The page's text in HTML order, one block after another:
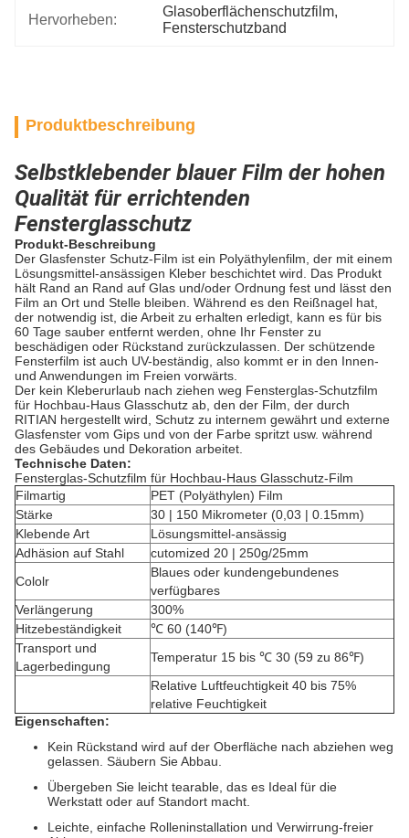
Hervorheben:
Glasoberflächenschutzfilm,
Fensterschutzband
Produktbeschreibung
Selbstklebender blauer Film der hohen
Qualität für errichtenden
Fensterglasschutz
Produkt-Beschreibung
Der Glasfenster Schutz-Film ist ein Polyäthylenfilm, der mit einem
Lösungsmittel-ansässigen Kleber beschichtet wird. Das Produkt
hält Rand an Rand auf Glas und/oder Ordnung fest und lässt den
Film an Ort und Stelle bleiben. Während es den Reißnagel hat,
der notwendig ist, die Arbeit zu erhalten erledigt, kann es für bis
60 Tage sauber entfernt werden, ohne Ihr Fenster zu
beschädigen oder Rückstand zurückzulassen. Der schützende
Fensterfilm ist auch UV-beständig, also kommt er in den Innen-
und Anwendungen im Freien vorwärts.
Der kein Kleberurlaub nach ziehen weg Fensterglas-Schutzfilm
für Hochbau-Haus Glasschutz ab, den der Film, der durch
RITIAN hergestellt wird, Schutz zu internem gewährt und externe
Glasfenster vom Gips und von der Farbe spritzt usw. während
des Gebäudes und Dekoration arbeitet.
Technische Daten:
Fensterglas-Schutzfilm für Hochbau-Haus Glasschutz-Film
Filmartig
PET (Polyäthylen) Film
Stärke
30 | 150 Mikrometer (0,03 | 0.15mm)
Klebende Art
Lösungsmittel-ansässig
Adhäsion auf Stahl
cutomized 20 | 250g/25mm
Cololr
Blaues oder kundengebundenes
verfügbares
Verlängerung
300%
Hitzebeständigkeit
℃ 60 (140℉)
Transport und
Lagerbedingung
Temperatur 15 bis ℃ 30 (59 zu 86℉)
Relative Luftfeuchtigkeit 40 bis 75%
relative Feuchtigkeit
Eigenschaften:
Kein Rückstand wird auf der Oberfläche nach abziehen weg
gelassen. Säubern Sie Abbau.
Übergeben Sie leicht tearable, das es Ideal für die
Werkstatt oder auf Standort macht.
Leichte, einfache Rolleninstallation und Verwirrung-freier